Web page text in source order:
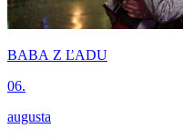
BABA Z ĽADU
06.
augusta